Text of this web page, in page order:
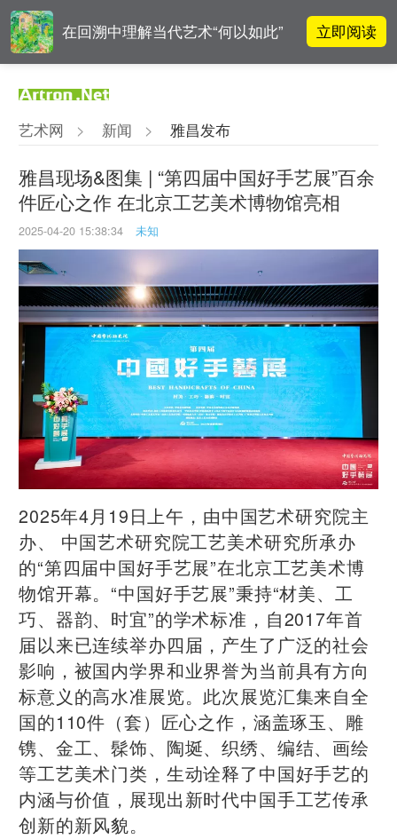
在回溯中理解当代艺术“何以如此” 立即阅读
影响力榜单
对话 | “道法自然” 范一夫山水中的
破界与归真
OCAT上海馆：参与构建上海艺术生
态的十年
艺术网 > 新闻 > 雅昌发布
雅昌现场&图集 | “第四届中国好手艺展”百余
件匠心之作 在北京工艺美术博物馆亮相
2025-04-20 15:38:34 未知
2025年4月19日上午，由中国艺术研究院主
办、 中国艺术研究院工艺美术研究所承办
的“第四届中国好手艺展”在北京工艺美术博
物馆开幕。“中国好手艺展”秉持“材美、工
巧、器韵、时宜”的学术标准，自2017年首
届以来已连续举办四届，产生了广泛的社会
影响，被国内学界和业界誉为当前具有方向
标意义的高水准展览。 此次展览汇集来自全
国的110件（套）匠心之作，涵盖琢玉、雕
镌、金工、髹饰、陶埏、织绣、编结、画绘
等工艺美术门类，生动诠释了中国好手艺的
内涵与价值，展现出新时代中国手工艺传承
创新的新风貌。